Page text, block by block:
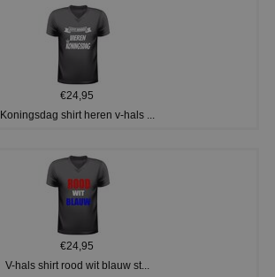
€24,95
Koningsdag shirt heren v-hals ...
€24,95
V-hals shirt rood wit blauw st...